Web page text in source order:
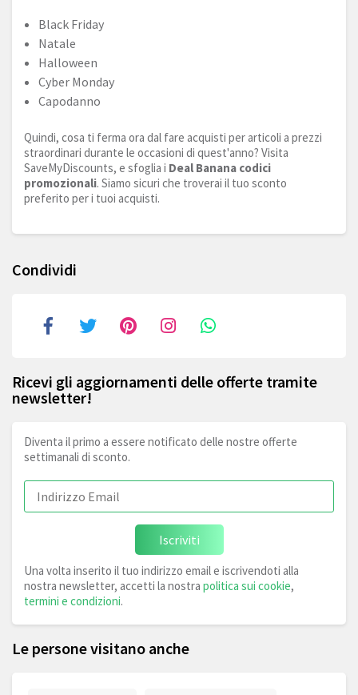
Black Friday
Natale
Halloween
Cyber Monday
Capodanno
Quindi, cosa ti ferma ora dal fare acquisti per articoli a prezzi
straordinari durante le occasioni di quest'anno? Visita
SaveMyDiscounts, e sfoglia i Deal Banana codici
promozionali. Siamo sicuri che troverai il tuo sconto
preferito per i tuoi acquisti.
Condividi
Ricevi gli aggiornamenti delle offerte tramite
newsletter!
Diventa il primo a essere notificato delle nostre offerte
settimanali di sconto.
Iscriviti
Una volta inserito il tuo indirizzo email e iscrivendoti alla
nostra newsletter, accetti la nostra politica sui cookie,
termini e condizioni.
Le persone visitano anche